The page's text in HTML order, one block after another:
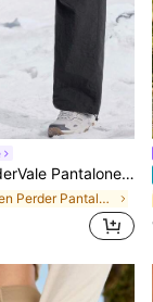
casuales de mujer con cordón y estampado de letra, para otoño/invierno
en Perder Pantalones de exterior para mujer